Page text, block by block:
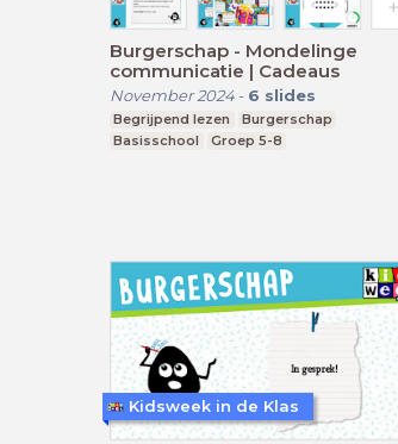
Burgerschap - Mondelinge
communicatie | Cadeaus
November 2024- 6 slides
Begrijpend lezen
Burgerschap
Basisschool
Groep 5-8
Kidsweek in de Klas